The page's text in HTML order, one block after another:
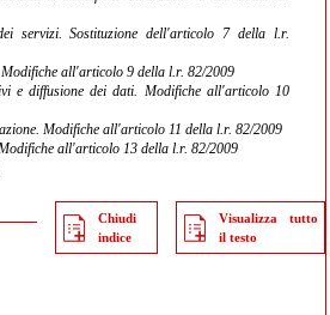
servizi. Sostituzione dell'articolo 7 della l.r.
all'articolo 9 della l.r. 82/2009
e diffusione dei dati. Modifiche all'articolo 10
Modifiche all'articolo 11 della l.r. 82/2009
all'articolo 13 della l.r. 82/2009
Chiudi
indice
Visualizza tutto
il testo